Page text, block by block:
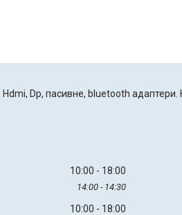
Dp, пасивне, bluetooth
10:00 18:00
14:00 14:30
10:00 18:00